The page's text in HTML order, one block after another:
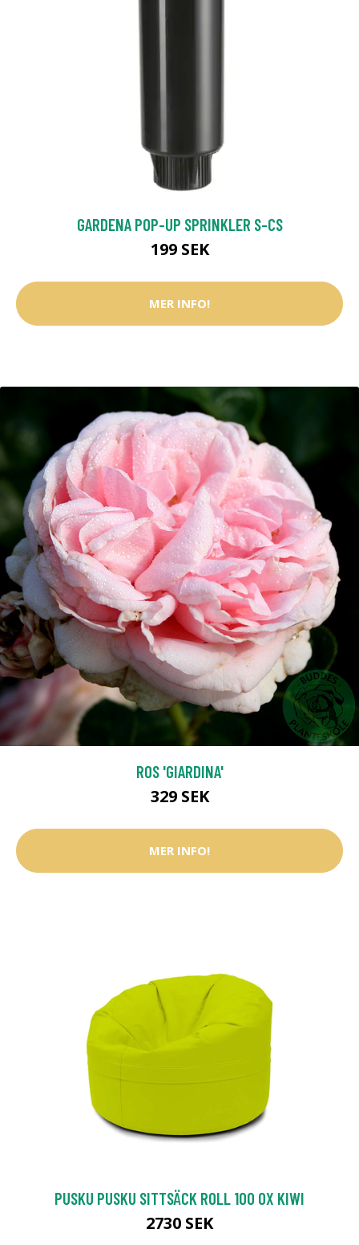
GARDENA POP-UP SPRINKLER S-CS
199 SEK
MER INFO!
ROS 'GIARDINA'
329 SEK
MER INFO!
PUSKU PUSKU SITTSÄCK ROLL 100 OX KIWI
2730 SEK